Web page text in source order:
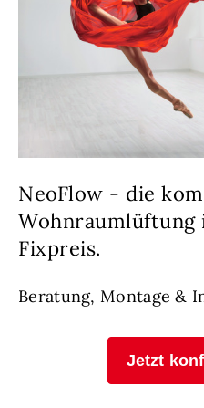
NeoFlow - die
Wohnraumlüftung
Fixpreis.
Beratung, Montage &
Jetzt